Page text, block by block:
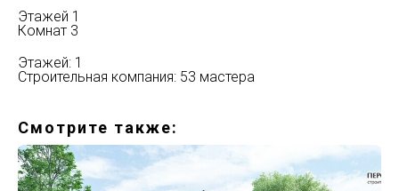
Этажей 1
Комнат 3
Этажей: 1
Строительная компания: 53 мастера
Смотрите также: